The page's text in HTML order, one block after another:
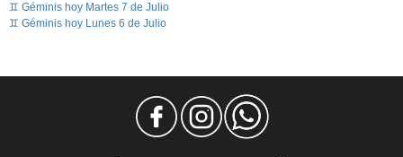
♊ Géminis hoy Martes 7 de Julio
♊ Géminis hoy Lunes 6 de Julio